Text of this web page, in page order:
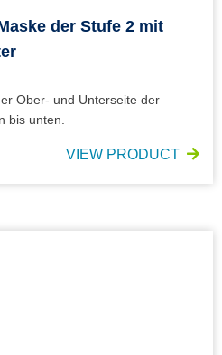
der Stufe 2 mit
Ober- und Unterseite der
bis unten.
VIEW PRODUCT